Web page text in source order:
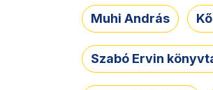
Muhi András
Szabó Ervin